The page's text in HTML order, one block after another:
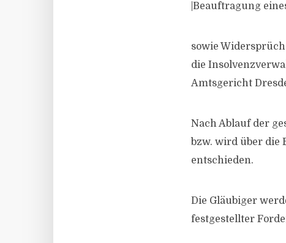
|Beauftragung
sowie
die
Amtsgericht
Nach Ablauf der
bzw. wird über die
entschieden.
Die Gläubiger
festgestellter